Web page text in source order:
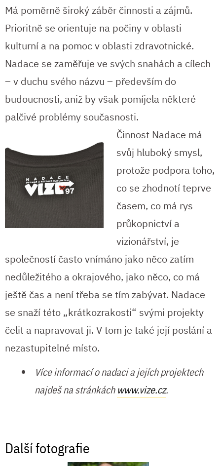
Má poměrně široký záběr činnosti a zájmů.
Prioritně se orientuje na počiny v oblasti
kulturní a na pomoc v oblasti zdravotnické.
Nadace se zaměřuje ve svých snahách a cílech
– v duchu svého názvu – především do
budoucnosti, aniž by však pomíjela některé
palčivé problémy současnosti.
Činnost Nadace má
svůj hluboký smysl,
protože podpora toho,
co se zhodnotí teprve
časem, co má rys
průkopnictví a
vizionářství, je
společností často vnímáno jako něco zatím
nedůležitého a okrajového, jako něco, co má
ještě čas a není třeba se tím zabývat. Nadace
se snaží této „krátkozrakosti“ svými projekty
čelit a napravovat ji. V tom je také její poslání a
nezastupitelné místo.
Více informací o nadaci a jejích projektech
najdeš na stránkách www.vize.cz.
Další fotografie